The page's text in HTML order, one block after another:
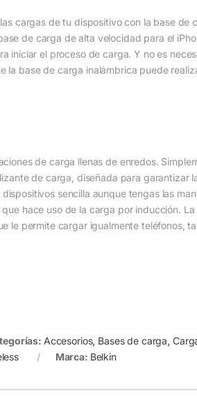
cargas de tu dispositivo con la base de
de carga de alta velocidad para el
iniciar el proceso de carga. Y no es
la base de carga inalámbrica puede
de carga llenas de enredos.
de carga, diseñada para garantizar
sencilla aunque tengas las
hace uso de la carga por inducción.
le permite cargar igualmente teléfonos,
Accesorios, Bases de carga,
Marca: Belkin